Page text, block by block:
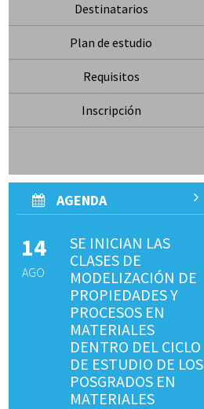
Destinatarios
Plan de estudio
Requisitos
Inscripción
AGENDA
14
AGO
SE INICIAN LAS
CLASES DE
MODELIZACIÓN DE
PROPIEDADES Y
PROCESOS EN
MATERIALES
DENTRO DEL CICLO
DE ESTUDIO DE LOS
POSGRADOS EN
MATERIALES